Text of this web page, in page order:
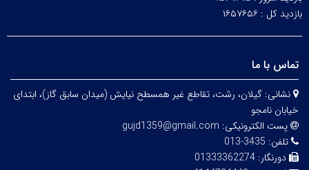
بازدید کل : ۱۶۵۷۶۵۶
تماس با ما
نشانی: گیلان، رشت، تقاطع غیر همسطح نیایش (میدان سابق گاز)، ابتدای
خیابان نامجو
پست الکترونیکی: gujd1359@gmail.com
تلفن: 3435-013
دورنگار: 01333362274